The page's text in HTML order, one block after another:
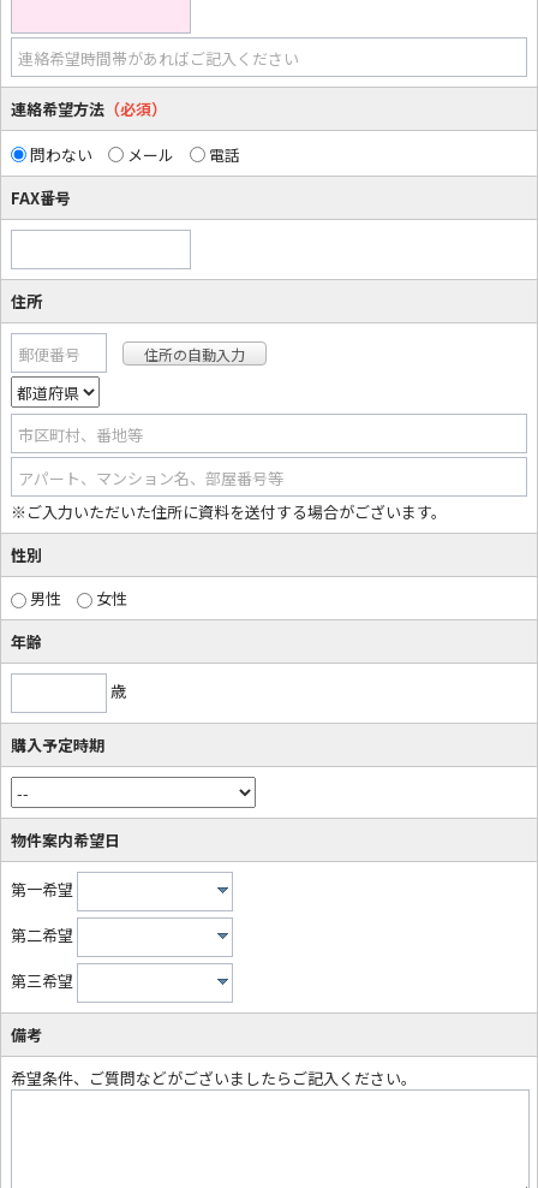
連絡希望時間帯があればご記入ください
連絡希望方法 （必須）
問わない
メール
電話
FAX番号
住所
郵便番号
市区町村、番地等
アパート、マンション名、部屋番号等
※ご入力いただいた住所に資料を送付する場合がございます。
性別
男性
女性
年齢
歳
購入予定時期
物件案内希望日
第一希望
第二希望
第三希望
備考
希望条件、ご質問などがございましたらご記入ください。